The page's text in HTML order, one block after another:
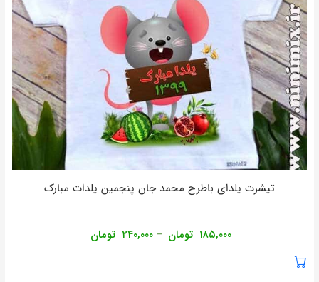
تیشرت یلدای باطرح محمد جان پنجمین یلدات مبارک
۱۸۵,۰۰۰ تومان – ۲۴۰,۰۰۰ تومان